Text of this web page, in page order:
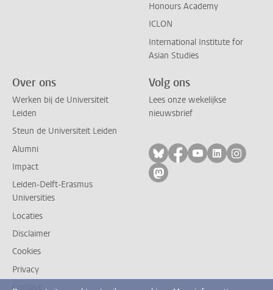
Honours Academy
ICLON
International Institute for
Asian Studies
Over ons
Werken bij de Universiteit
Leiden
Steun de Universiteit Leiden
Alumni
Impact
Leiden-Delft-Erasmus
Universities
Locaties
Disclaimer
Cookies
Privacy
Contact
Volg ons
Lees onze wekelijkse
nieuwsbrief
Volg ons op bluesky
Volg ons op
Volg ons op
Volg ons
Volg
Volg ons op mastodon